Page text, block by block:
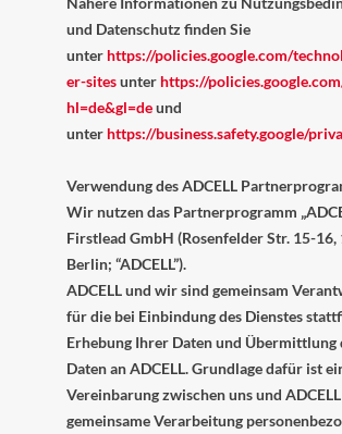
und Datenschutz finden Sie
unter https://policies.google.com/
er-sitesunter https://
hl=de&gl=deund
unter https://business.safety.google/
Verwendung des ADCELL
Wir nutzen das Partnerprogramm
Firstlead GmbH (Rosenfelder Str. 15-16,
Berlin; “ADCELL”).
ADCELL und wir sind gemeinsam
für die bei Einbindung des Dienstes
Erhebung Ihrer Daten und Übermittlung
Daten an ADCELL. Grundlage dafür ist
Vereinbarung zwischen uns und
gemeinsame Verarbeitung